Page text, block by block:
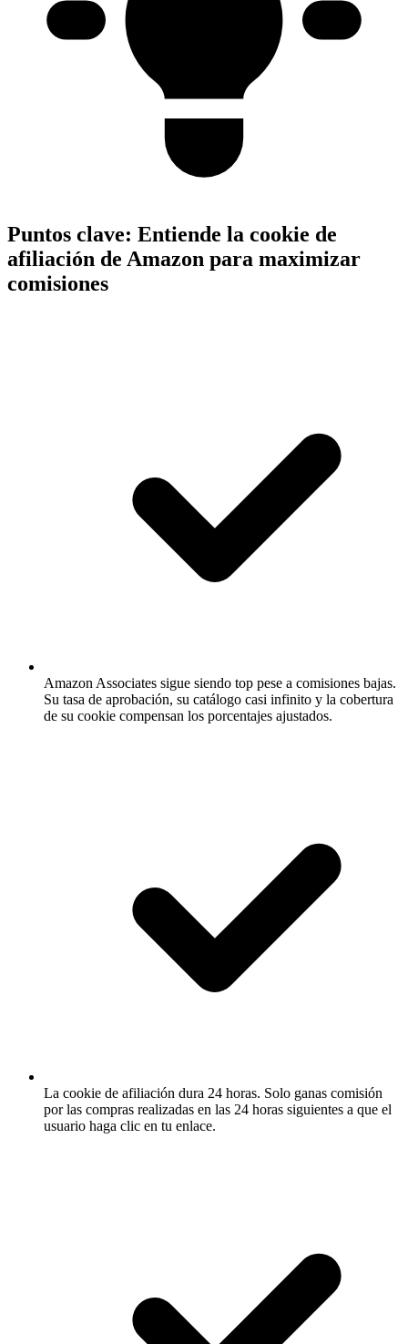
Puntos clave: Entiende la cookie de
afiliación de Amazon para maximizar
comisiones
Amazon Associates sigue siendo top pese a comisiones bajas.
Su tasa de aprobación, su catálogo casi infinito y la cobertura
de su cookie compensan los porcentajes ajustados.
La cookie de afiliación dura 24 horas. Solo ganas comisión
por las compras realizadas en las 24 horas siguientes a que el
usuario haga clic en tu enlace.